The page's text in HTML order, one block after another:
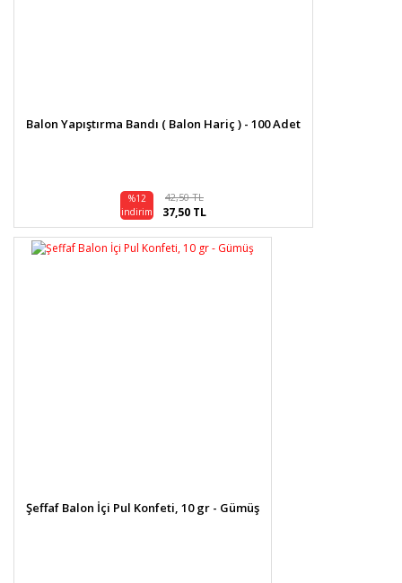
Balon Yapıştırma Bandı ( Balon Hariç ) - 100 Adet
%12
indirim
42,50 TL
37,50 TL
Şeffaf Balon İçi Pul Konfeti, 10 gr - Gümüş